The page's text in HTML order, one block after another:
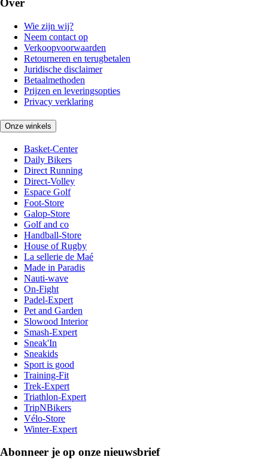
Over
Wie zijn wij?
Neem contact op
Verkoopvoorwaarden
Retourneren en terugbetalen
Juridische disclaimer
Betaalmethoden
Prijzen en leveringsopties
Privacy verklaring
Onze winkels
Basket-Center
Daily Bikers
Direct Running
Direct-Volley
Espace Golf
Foot-Store
Galop-Store
Golf and co
Handball-Store
House of Rugby
La sellerie de Maé
Made in Paradis
Nauti-wave
On-Fight
Padel-Expert
Pet and Garden
Slowood Interior
Smash-Expert
Sneak'In
Sneakids
Sport is good
Training-Fit
Trek-Expert
Triathlon-Expert
TripNBikers
Vélo-Store
Winter-Expert
Abonneer je op onze nieuwsbrief